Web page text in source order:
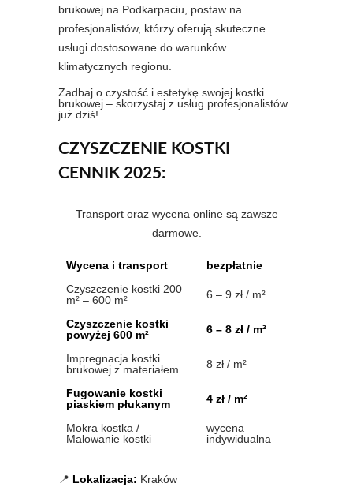
brukowej na Podkarpaciu, postaw na
profesjonalistów, którzy oferują skuteczne
usługi dostosowane do warunków
klimatycznych regionu.
Zadbaj o czystość i estetykę swojej kostki
brukowej – skorzystaj z usług profesjonalistów
już dziś!
CZYSZCZENIE KOSTKI
CENNIK 2025:
Transport oraz wycena online są zawsze
darmowe.
Wycena i transport
bezpłatnie
Czyszczenie kostki 200
m² – 600 m²
6 – 9 zł / m²
Czyszczenie kostki
powyżej 600 m²
6 – 8 zł / m²
Impregnacja kostki
brukowej z materiałem
8 zł / m²
Fugowanie kostki
piaskiem płukanym
4 zł / m²
Mokra kostka /
Malowanie kostki
wycena
indywidualna
📍 Lokalizacja: Kraków